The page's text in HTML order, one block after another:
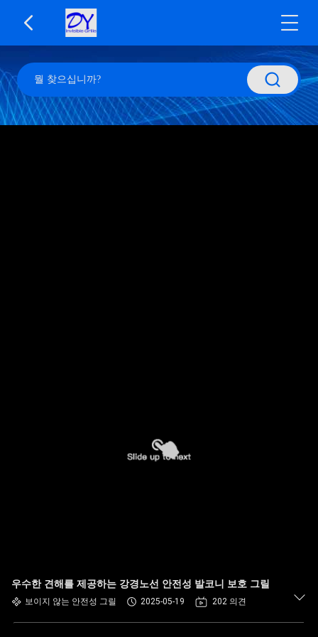
우수한 견해를 제공하는 강경노선 안전성 발코니 보호 그릴
보이지 않는 안전성 그릴 2025-05-19 202 의견